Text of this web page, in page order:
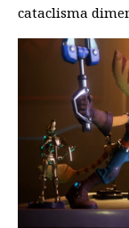
cataclisma